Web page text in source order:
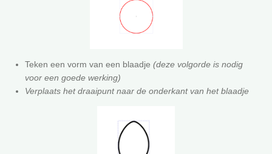
Teken een vorm van een blaadje (deze volgorde is nodig
voor een goede werking)
Verplaats het draaipunt naar de onderkant van het blaadje